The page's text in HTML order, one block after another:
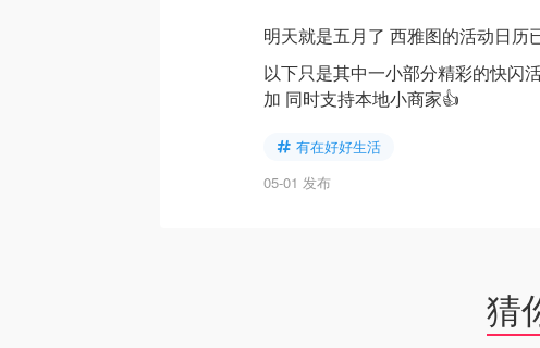
明天就是五月了 西雅图的活动日历
以下只是其中一小部分精彩的快闪
加 同时支持本地小商家👍
有在好好生活
05-01 发布
猜